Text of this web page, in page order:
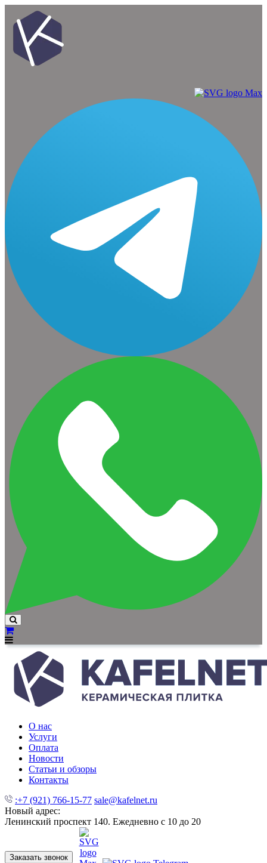
О нас
Услуги
Оплата
Новости
Статьи и обзоры
Контакты
:+7 (921) 766-15-77 sale@kafelnet.ru
Новый адрес:
Ленинский проспект 140. Ежедневно с 10 до 20
Заказать звонок